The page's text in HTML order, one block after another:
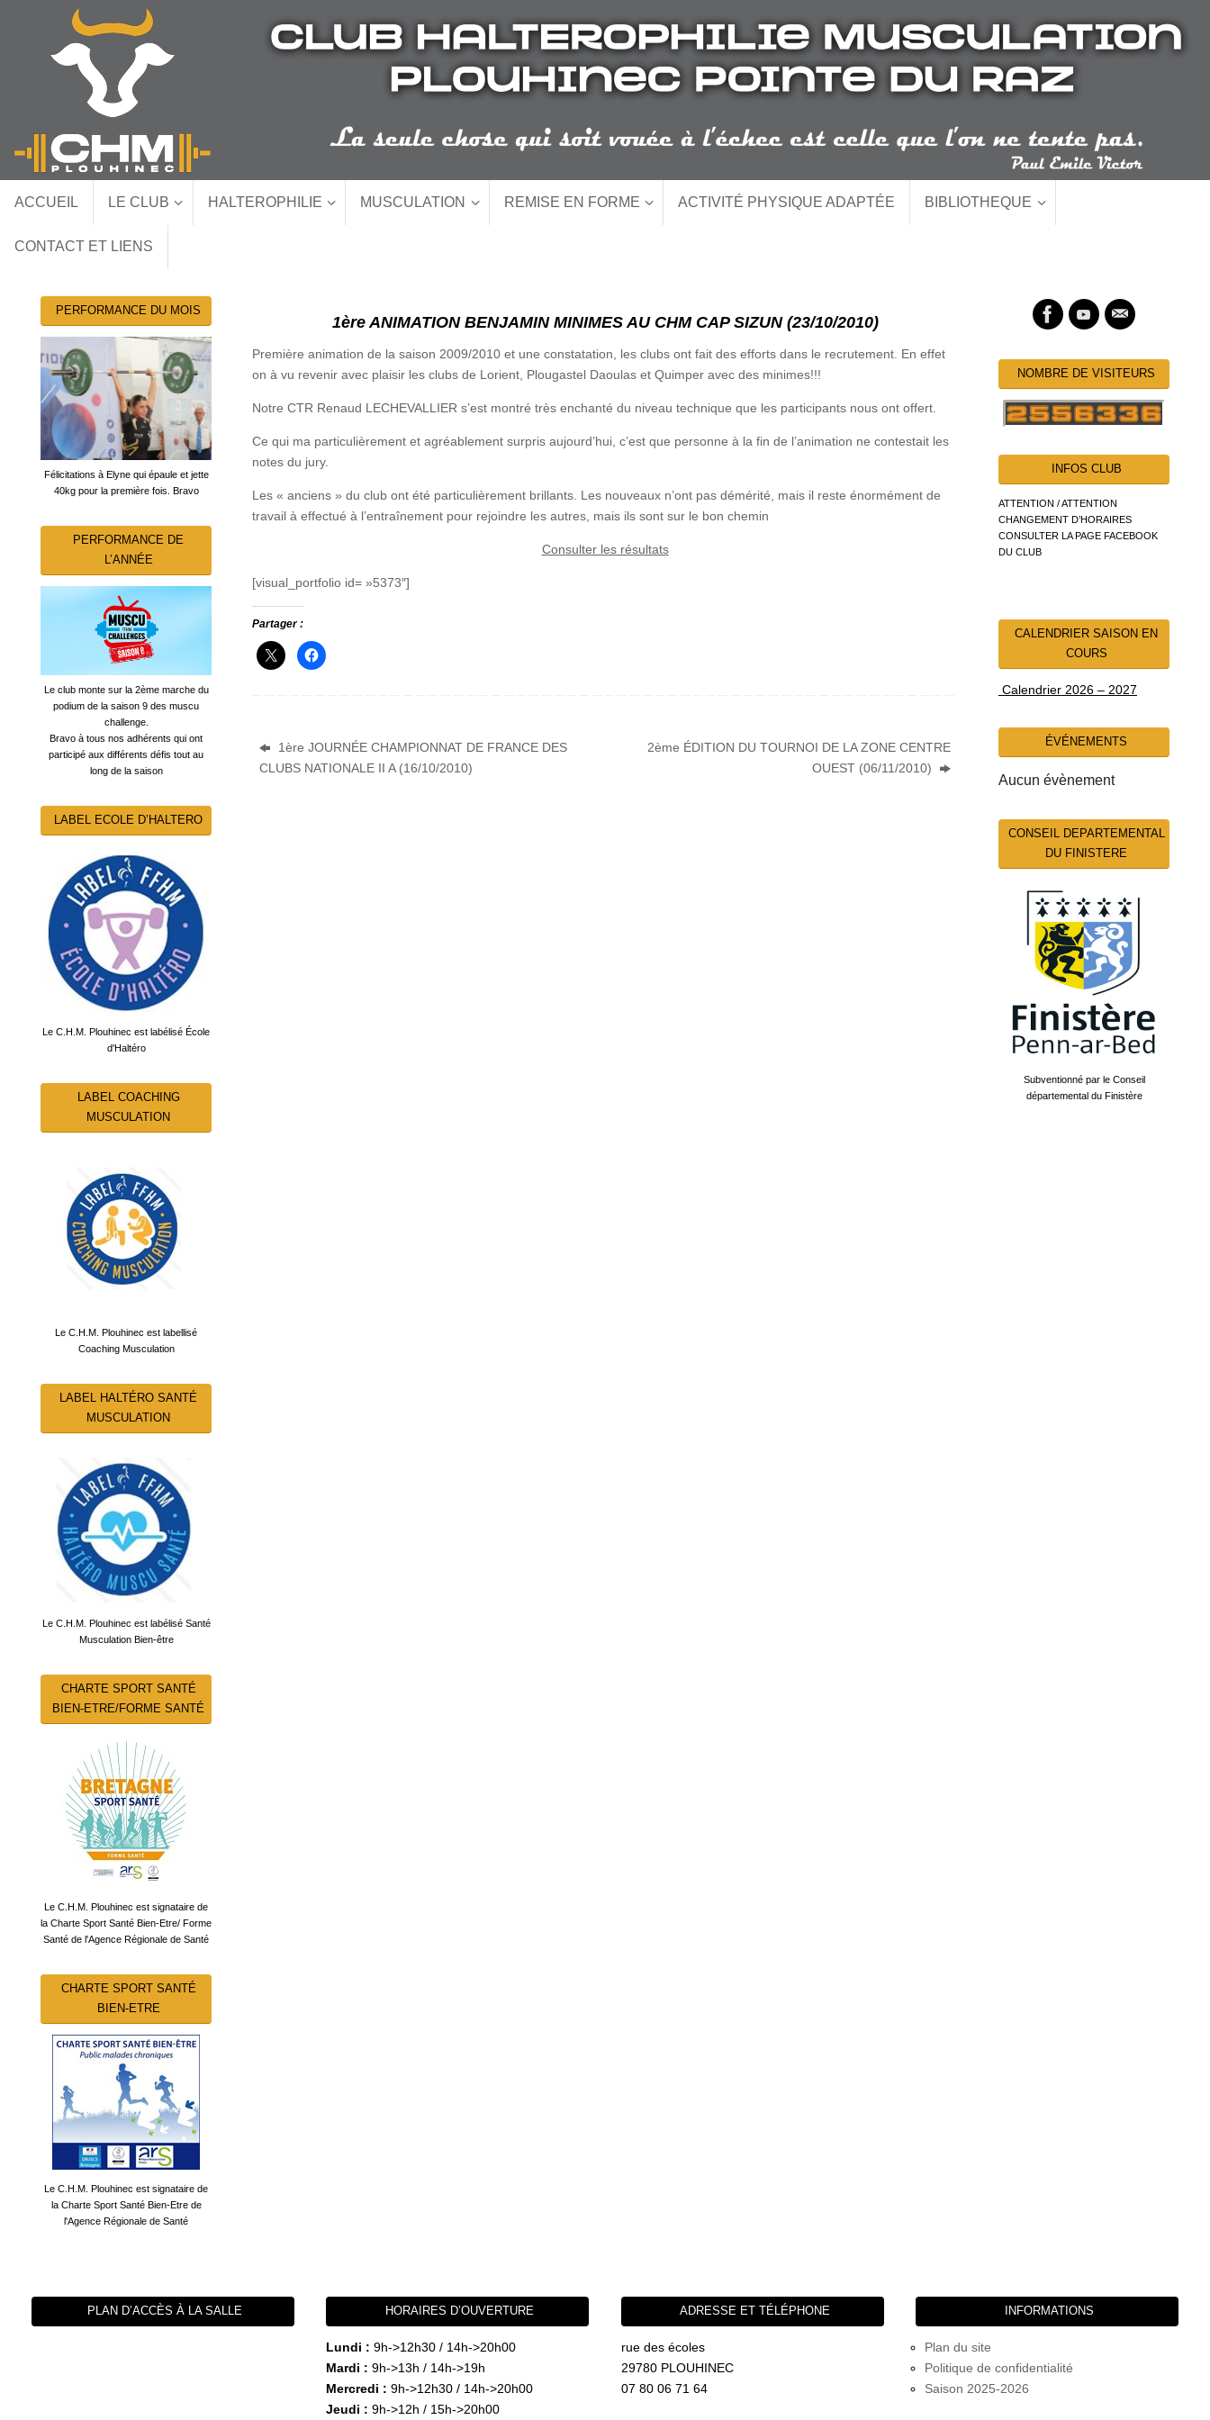
ACCUEIL LE CLUB HALTEROPHILIE MUSCULATION REMISE EN FORME ACTIVITÉ PHYSIQUE ADAPTÉE BIBLIOTHEQUE
CONTACT ET LIENS
1ère ANIMATION BENJAMIN MINIMES AU CHM CAP SIZUN (23/10/2010)
Première animation de la saison 2009/2010 et une constatation, les clubs ont fait des efforts dans le recrutement. En effet
on à vu revenir avec plaisir les clubs de Lorient, Plougastel Daoulas et Quimper avec des minimes!!!
Notre CTR Renaud LECHEVALLIER s’est montré très enchanté du niveau technique que les participants nous ont offert.
Ce qui ma particulièrement et agréablement surpris aujourd’hui, c’est que personne à la fin de l’animation ne contestait les
notes du jury.
Les « anciens » du club ont été particulièrement brillants. Les nouveaux n’ont pas démérité, mais il reste énormément de
travail à effectué à l’entraînement pour rejoindre les autres, mais ils sont sur le bon chemin
Consulter les résultats
[visual_portfolio id= »5373″]
Partager :
1ère JOURNÉE CHAMPIONNAT DE FRANCE DES
CLUBS NATIONALE II A (16/10/2010)
2ème ÉDITION DU TOURNOI DE LA ZONE CENTRE
OUEST (06/11/2010)
PERFORMANCE DU MOIS
Félicitations à Elyne qui épaule et jette
40kg pour la première fois. Bravo
PERFORMANCE DE
L’ANNÉE
Le club monte sur la 2ème marche du
podium de la saison 9 des muscu
challenge.
Bravo à tous nos adhérents qui ont
participé aux différents défis tout au
long de la saison
LABEL ECOLE D’HALTERO
Le C.H.M. Plouhinec est labélisé École
d'Haltéro
LABEL COACHING
MUSCULATION
Le C.H.M. Plouhinec est labellisé
Coaching Musculation
LABEL HALTÉRO SANTÉ
MUSCULATION
Le C.H.M. Plouhinec est labélisé Santé
Musculation Bien-être
CHARTE SPORT SANTÉ
BIEN-ETRE/FORME SANTÉ
Le C.H.M. Plouhinec est signataire de
la Charte Sport Santé Bien-Etre/ Forme
Santé de l'Agence Régionale de Santé
CHARTE SPORT SANTÉ
BIEN-ETRE
Le C.H.M. Plouhinec est signataire de
la Charte Sport Santé Bien-Etre de
l'Agence Régionale de Santé
NOMBRE DE VISITEURS
INFOS CLUB
ATTENTION / ATTENTION
CHANGEMENT D’HORAIRES
CONSULTER LA PAGE FACEBOOK
DU CLUB
CALENDRIER SAISON EN
COURS
Calendrier 2026 – 2027
ÉVÉNEMENTS
Aucun évènement
CONSEIL DEPARTEMENTAL
DU FINISTERE
Subventionné par le Conseil
départemental du Finistère
PLAN D’ACCÈS À LA SALLE HORAIRES D’OUVERTURE
Lundi : 9h->12h30 / 14h->20h00
Mardi : 9h->13h / 14h->19h
Mercredi : 9h->12h30 / 14h->20h00
Jeudi : 9h->12h / 15h->20h00
ADRESSE ET TÉLÉPHONE
rue des écoles
29780 PLOUHINEC
07 80 06 71 64
INFORMATIONS
Plan du site
Politique de confidentialité
Saison 2025-2026